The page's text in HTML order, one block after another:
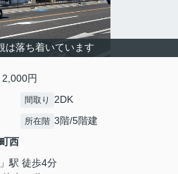
は落ち着いています
円
間取り 2DK
所在階 3階/5階建
西
」駅 徒歩4分